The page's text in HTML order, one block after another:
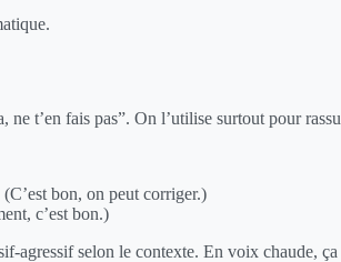
ne t’en fais pas”. On l’utilise surtout pour
(C’est bon, on peut corriger.)
c’est bon.)
agressif selon le contexte. En voix chaude,